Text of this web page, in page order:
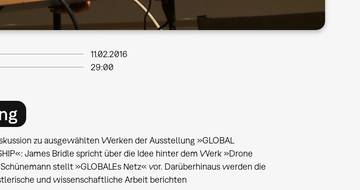
11.02.2016
29:00
zu ausgewählten Werken der Ausstellung »GLOBAL
James Bridle spricht über die Idee hinter dem Werk »Drone
stellt »GLOBALEs Netz« vor. Darüberhinaus werden die
und wissenschaftliche Arbeit berichten